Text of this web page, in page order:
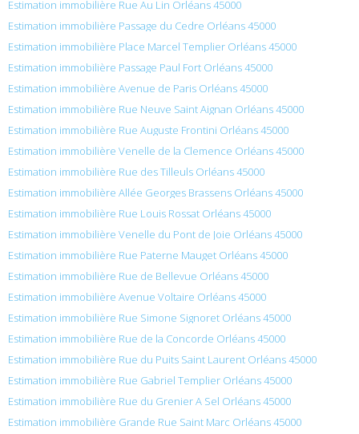
Estimation immobilière Rue Au Lin Orléans 45000
Estimation immobilière Passage du Cedre Orléans 45000
Estimation immobilière Place Marcel Templier Orléans 45000
Estimation immobilière Passage Paul Fort Orléans 45000
Estimation immobilière Avenue de Paris Orléans 45000
Estimation immobilière Rue Neuve Saint Aignan Orléans 45000
Estimation immobilière Rue Auguste Frontini Orléans 45000
Estimation immobilière Venelle de la Clemence Orléans 45000
Estimation immobilière Rue des Tilleuls Orléans 45000
Estimation immobilière Allée Georges Brassens Orléans 45000
Estimation immobilière Rue Louis Rossat Orléans 45000
Estimation immobilière Venelle du Pont de Joie Orléans 45000
Estimation immobilière Rue Paterne Mauget Orléans 45000
Estimation immobilière Rue de Bellevue Orléans 45000
Estimation immobilière Avenue Voltaire Orléans 45000
Estimation immobilière Rue Simone Signoret Orléans 45000
Estimation immobilière Rue de la Concorde Orléans 45000
Estimation immobilière Rue du Puits Saint Laurent Orléans 45000
Estimation immobilière Rue Gabriel Templier Orléans 45000
Estimation immobilière Rue du Grenier A Sel Orléans 45000
Estimation immobilière Grande Rue Saint Marc Orléans 45000